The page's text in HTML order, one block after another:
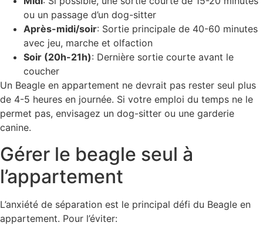
ou un passage d’un dog-sitter
Après-midi/soir: Sortie principale de 40-60 minutes
avec jeu, marche et olfaction
Soir (20h-21h): Dernière sortie courte avant le
coucher
Un Beagle en appartement ne devrait pas rester seul plus
de 4-5 heures en journée. Si votre emploi du temps ne le
permet pas, envisagez un dog-sitter ou une garderie
canine.
Gérer le beagle seul à
l’appartement
L’anxiété de séparation est le principal défi du Beagle en
appartement. Pour l’éviter: